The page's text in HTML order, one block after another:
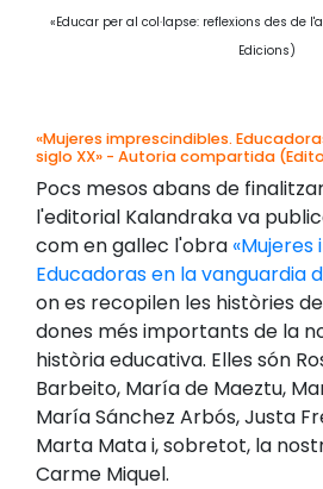
«Educar per al col·lapse: reflexions des de
Edicions)
«Mujeres imprescindibles.
siglo XX» - Autoria compartida
Pocs mesos abans de
l'editorial Kalandraka va
com en gallec l'obra
Educadoras en la vanguardia
on es recopilen les històries
dones més importants de la
història educativa. Elles són
Barbeito, María de Maeztu,
María Sánchez Arbós, Justa
Marta Mata i, sobretot, la
Carme Miquel.